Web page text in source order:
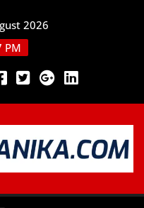
2026
PM